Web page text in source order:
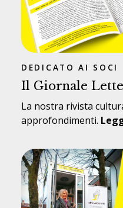
DEDICATO AI SOCI
Il Giornale
La nostra rivista
approfondimenti.